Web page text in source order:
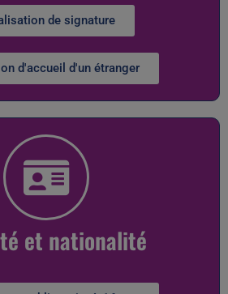
de signature
d'accueil d'un étranger
et nationalité